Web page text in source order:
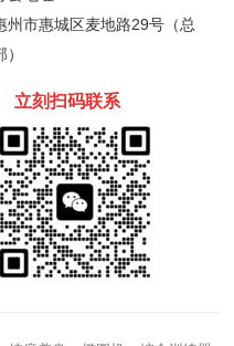
州市惠城区麦地路29号（总
）
立刻扫码联系